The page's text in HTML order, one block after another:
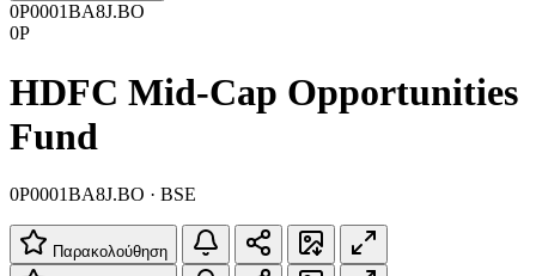
0P0001BA8J.BO
0P
HDFC Mid-Cap Opportunities
Fund
0P0001BA8J.BO · BSE
Παρακολούθηση